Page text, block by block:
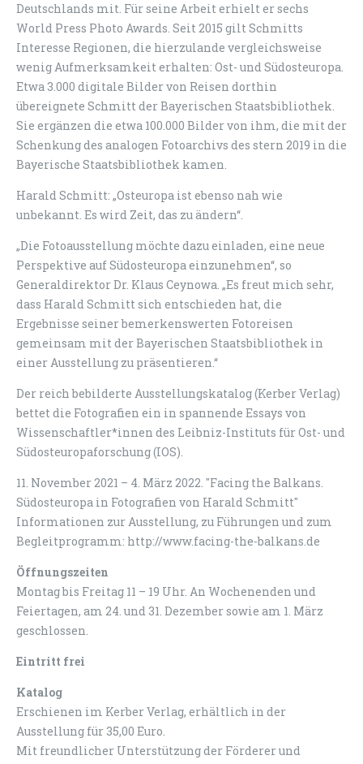
Deutschlands mit. Für seine Arbeit erhielt er sechs
World Press Photo Awards. Seit 2015 gilt Schmitts
Interesse Regionen, die hierzulande vergleichsweise
wenig Aufmerksamkeit erhalten: Ost- und Südosteuropa.
Etwa 3.000 digitale Bilder von Reisen dorthin
übereignete Schmitt der Bayerischen Staatsbibliothek.
Sie ergänzen die etwa 100.000 Bilder von ihm, die mit der
Schenkung des analogen Fotoarchivs des stern 2019 in die
Bayerische Staatsbibliothek kamen.
Harald Schmitt: „Osteuropa ist ebenso nah wie
unbekannt. Es wird Zeit, das zu ändern“.
„Die Fotoausstellung möchte dazu einladen, eine neue
Perspektive auf Südosteuropa einzunehmen“, so
Generaldirektor Dr. Klaus Ceynowa. „Es freut mich sehr,
dass Harald Schmitt sich entschieden hat, die
Ergebnisse seiner bemerkenswerten Fotoreisen
gemeinsam mit der Bayerischen Staatsbibliothek in
einer Ausstellung zu präsentieren.“
Der reich bebilderte Ausstellungskatalog (Kerber Verlag)
bettet die Fotografien ein in spannende Essays von
Wissenschaftler*innen des Leibniz-Instituts für Ost- und
Südosteuropaforschung (IOS).
11. November 2021 – 4. März 2022. "Facing the Balkans.
Südosteuropa in Fotografien von Harald Schmitt"
Informationen zur Ausstellung, zu Führungen und zum
Begleitprogramm: http://www.facing-the-balkans.de
Öffnungszeiten
Montag bis Freitag 11 – 19 Uhr. An Wochenenden und
Feiertagen, am 24. und 31. Dezember sowie am 1. März
geschlossen.
Eintritt frei
Katalog
Erschienen im Kerber Verlag, erhältlich in der
Ausstellung für 35,00 Euro.
Mit freundlicher Unterstützung der Förderer und